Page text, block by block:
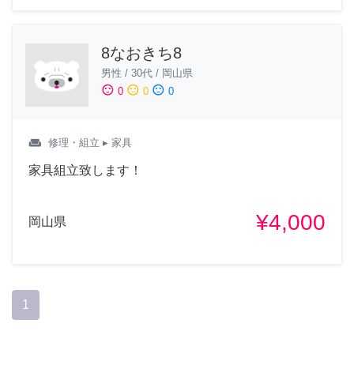
8なおきち8
男性 / 30代 / 岡山県
sentiment_satisfied 0 sentiment_neutral 0 sentiment_dissatisfied 0
weekend 修理・組立 ▸ 家具
家具組立致します！
岡山県 ¥4,000
1